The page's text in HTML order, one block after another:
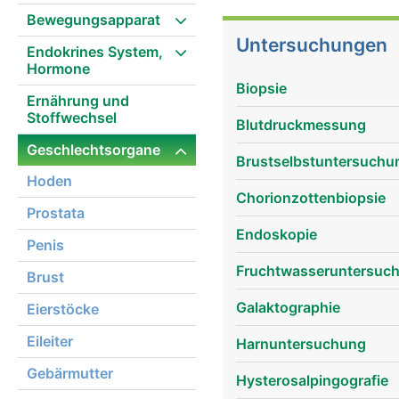
Bewegungsapparat
Endokrines System,
Hormone
Ernährung und
Stoffwechsel
Geschlechtsorgane
Hoden
Prostata
Penis
Brust
Eierstöcke
Eileiter
Gebärmutter
Geschlechtsorgane
Untersuchungen
Biopsie
Blutdruckmessung
Chorionzottenbiopsie
Endoskopie
Galaktographie
Harnuntersuchung
Hysterosalpingografie